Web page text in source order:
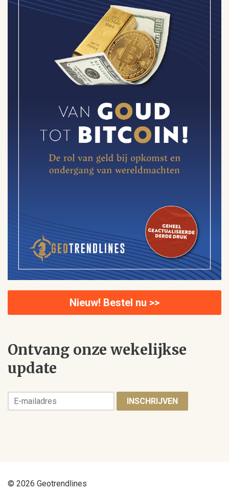
Nieuw! Bestel nu >>
Ontvang onze wekelijkse
update
INSCHRIJVEN
© 2026 Geotrendlines